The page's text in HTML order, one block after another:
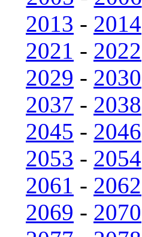
2013 - 2014
2021 - 2022
2029 - 2030
2037 - 2038
2045 - 2046
2053 - 2054
2061 - 2062
2069 - 2070